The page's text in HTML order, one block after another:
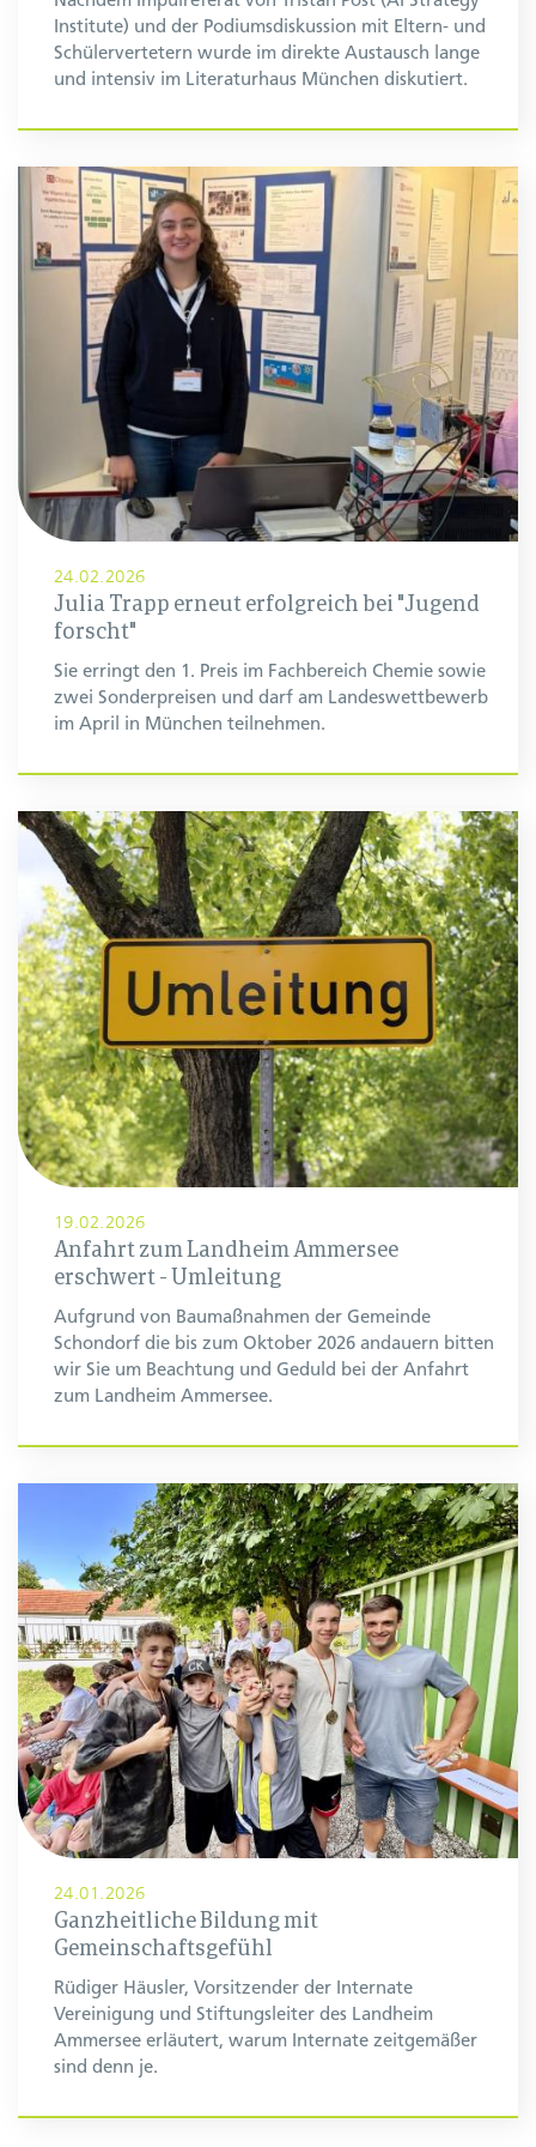
Institute) und der Podiumsdiskussion mit Eltern- und
Schülervertetern wurde im direkte Austausch lange
und intensiv im Literaturhaus München diskutiert.
24.02.2026
Julia Trapp erneut erfolgreich bei "Jugend
forscht"
Sie erringt den 1. Preis im Fachbereich Chemie sowie
zwei Sonderpreisen und darf am Landeswettbewerb
im April in München teilnehmen.
19.02.2026
Anfahrt zum Landheim Ammersee
erschwert - Umleitung
Aufgrund von Baumaßnahmen der Gemeinde
Schondorf die bis zum Oktober 2026 andauern bitten
wir Sie um Beachtung und Geduld bei der Anfahrt
zum Landheim Ammersee.
24.01.2026
Ganzheitliche Bildung mit
Gemeinschaftsgefühl
Rüdiger Häusler, Vorsitzender der Internate
Vereinigung und Stiftungsleiter des Landheim
Ammersee erläutert, warum Internate zeitgemäßer
sind denn je.